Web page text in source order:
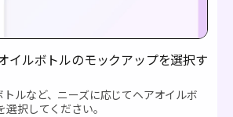
イルボトルのモックアップを選択す
ルなど、ニーズに応じてヘアオイルボ
選択してください。